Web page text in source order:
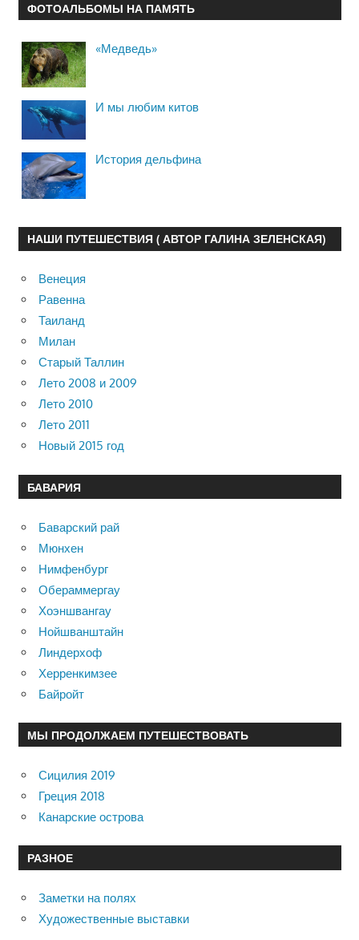
ФОТОАЛЬБОМЫ НА ПАМЯТЬ
«Медведь»
И мы любим китов
История дельфина
НАШИ ПУТЕШЕСТВИЯ ( АВТОР ГАЛИНА ЗЕЛЕНСКАЯ)
Венеция
Равенна
Таиланд
Милан
Старый Таллин
Лето 2008 и 2009
Лето 2010
Лето 2011
Новый 2015 год
БАВАРИЯ
Баварский рай
Мюнхен
Нимфенбург
Обераммергау
Хоэншвангау
Нойшванштайн
Линдерхоф
Херренкимзее
Байройт
МЫ ПРОДОЛЖАЕМ ПУТЕШЕСТВОВАТЬ
Сицилия 2019
Греция 2018
Канарские острова
РАЗНОЕ
Заметки на полях
Художественные выставки